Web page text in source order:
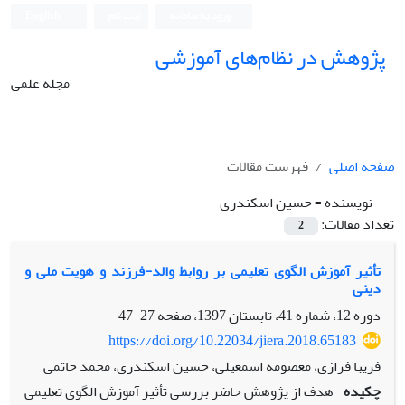
پژوهش در نظام‌های آموزشی
مجله علمی
صفحه اصلی
فهرست مقالات
نویسنده =حسین اسکندری
تعداد مقالات:
2
تأثیر آموزش الگوی تعلیمی بر روابط والد-فرزند و هویت ملی و
دینی
دوره 12، شماره 41، تابستان 1397، صفحه
27-47
https://doi.org/10.22034/jiera.2018.65183
فریبا فرازی، معصومه اسمعیلی، حسین اسکندری، محمد حاتمی
چکیده هدف از پژوهش حاضر بررسی تأثیر آموزش الگوی تعلیمی